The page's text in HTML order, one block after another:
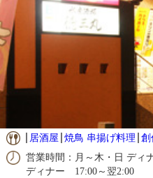
居酒屋 焼鳥 串揚げ料理 創
営業時間：月～木・日 ディ
ディナー 17:00～翌2:00